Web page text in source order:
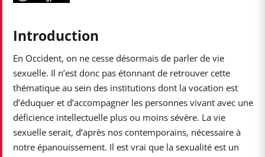
Introduction
En Occident, on ne cesse désormais de parler de vie
sexuelle. Il n’est donc pas étonnant de retrouver cette
thématique au sein des institutions dont la vocation est
d’éduquer et d’accompagner les personnes vivant avec une
déficience intellectuelle plus ou moins sévère. La vie
sexuelle serait, d’après nos contemporains, nécessaire à
notre épanouissement. Il est vrai que la sexualité est un